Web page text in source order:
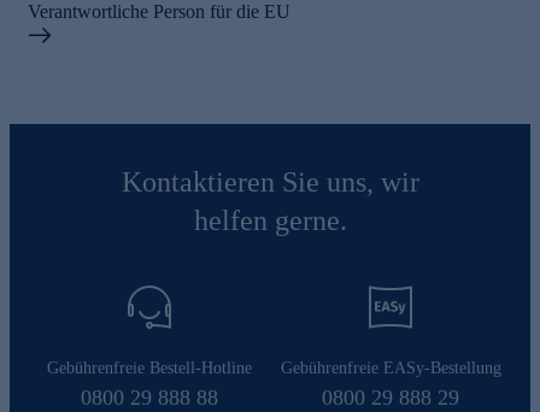
Verantwortliche Person für die EU
Kontaktieren Sie uns, wir
helfen gerne.
Gebührenfreie Bestell-Hotline
0800 29 888 88
Gebührenfreie EASy-Bestellung
0800 29 888 29